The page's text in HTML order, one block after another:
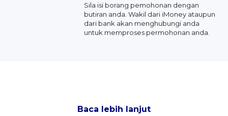
Sila isi borang pemohonan dengan
butiran anda. Wakil dari iMoney ataupun
dari bank akan menghubungi anda
untuk memproses permohonan anda.
Baca lebih lanjut